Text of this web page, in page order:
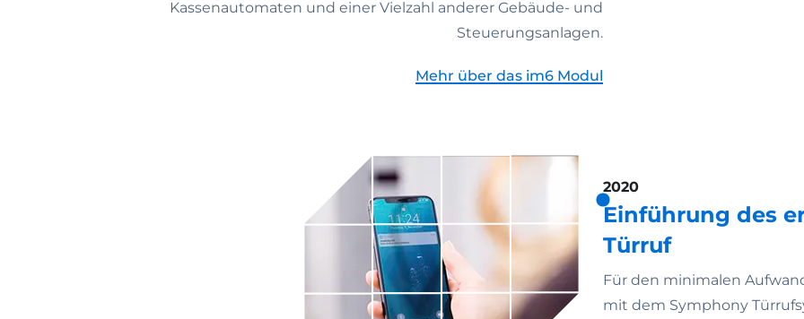
Kassenautomaten und einer Vielzahl anderer Gebäude- und
Steuerungsanlagen.
Mehr über das im6 Modul
2020
Einführung des
Türruf
Für den minimalen
mit dem Symphony